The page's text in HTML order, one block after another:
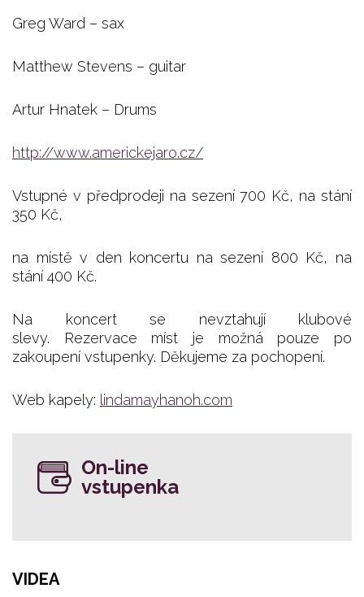
Greg Ward – sax
Matthew Stevens – guitar
Artur Hnatek – Drums
http://www.americkejaro.cz/
Vstupné v předprodeji na sezení 700 Kč, na stání
350 Kč,
na místě v den koncertu na sezení 800 Kč, na
stání 400 Kč.
Na koncert se nevztahují klubové
slevy. Rezervace míst je možná pouze po
zakoupení vstupenky. Děkujeme za pochopení.
Web kapely: lindamayhanoh.com
On-line
vstupenka
VIDEA